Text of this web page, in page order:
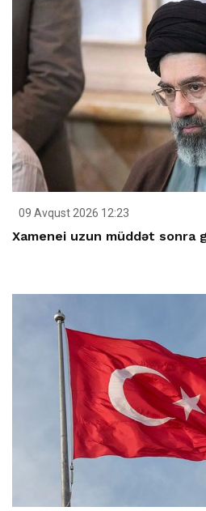
09 Avqust 2026 12:23
Xamenei uzun müddət sonra